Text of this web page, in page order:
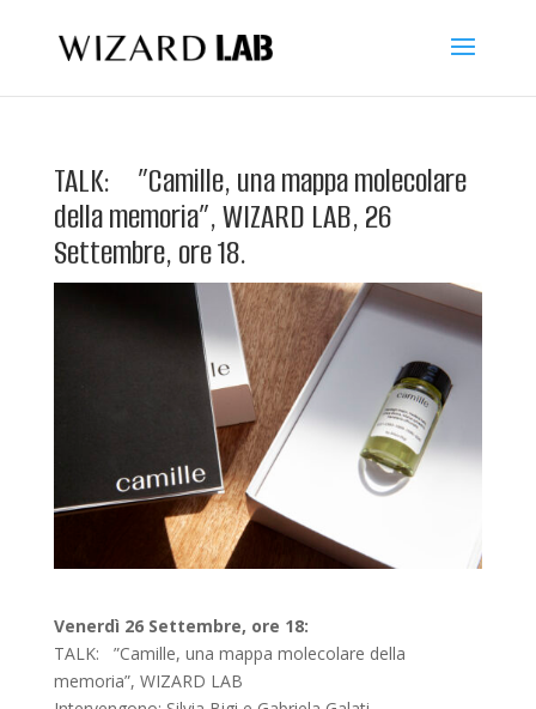
TALK: ”Camille, una mappa molecolare
della memoria”, WIZARD LAB, 26
Settembre, ore 18.
Venerdì 26 Settembre, ore 18:
TALK: ”Camille, una mappa molecolare della
memoria”, WIZARD LAB